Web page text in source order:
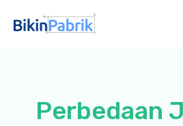
Perbedaan